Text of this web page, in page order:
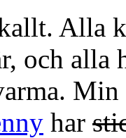
Alla
och
har